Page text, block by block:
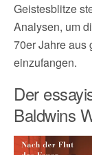
Geistesblitze
Analysen, um
70er Jahre aus
einzufangen.
Der
Baldwins